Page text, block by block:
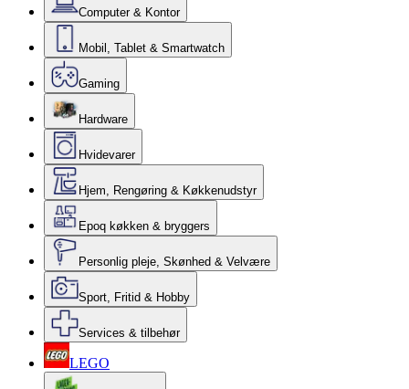
Computer & Kontor
Mobil, Tablet & Smartwatch
Gaming
Hardware
Hvidevarer
Hjem, Rengøring & Køkkenudstyr
Epoq køkken & bryggers
Personlig pleje, Skønhed & Velvære
Sport, Fritid & Hobby
Services & tilbehør
LEGO